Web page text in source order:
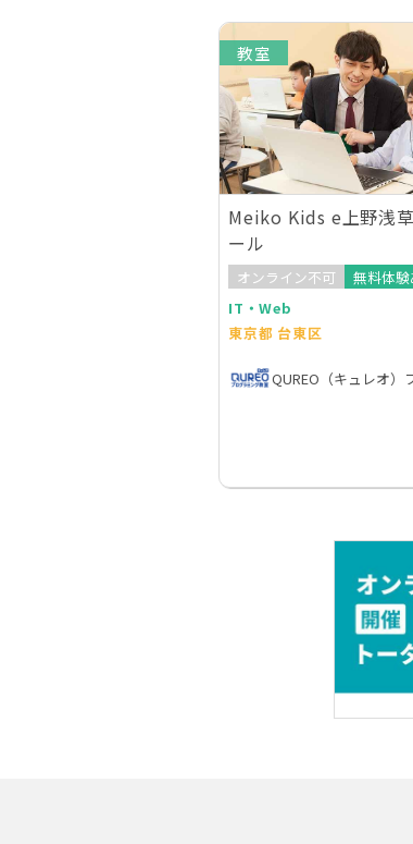
教室
Meiko Kids e上野浅
ール
オンライン不可
無料体験
IT・Web
東京都 台東区